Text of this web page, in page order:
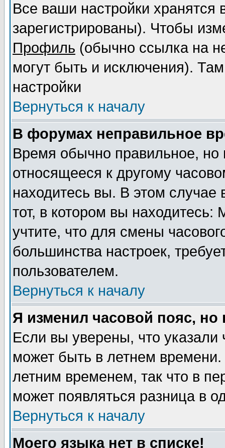
Все ваши настройки
зарегистрированы). Чтобы
Профиль (обычно ссылка на
могут быть и исключения).
настройки
Вернуться к началу
В форумах неправильное
Время обычно правильное,
относящееся к другому
находитесь вы. В этом
тот, в котором вы
учтите, что для смены
большинства настроек,
пользователем.
Вернуться к началу
Я изменил часовой пояс,
Если вы уверены, что указали
может быть в летнем
летним временем, так что в
может появляться разница в
Вернуться к началу
Моего языка нет в списке!